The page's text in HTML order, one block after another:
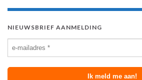
NIEUWSBRIEF AANMELDING